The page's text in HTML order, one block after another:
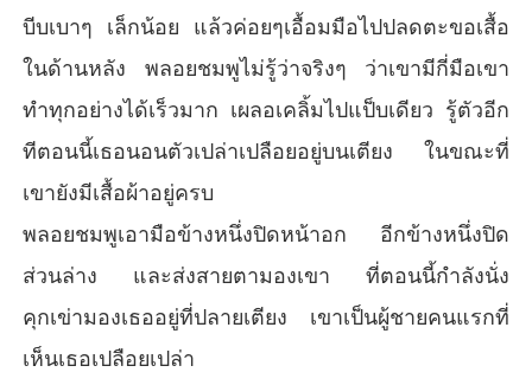
บีบเบาๆ เล็กน้อย แล้วค่อยๆเอื้อมมือไปปลดตะขอเสื้อ
ในด้านหลัง พลอยชมพูไม่รู้ว่าจริงๆ ว่าเขามีกี่มือเขา
ทำทุกอย่างได้เร็วมาก เผลอเคลิ้มไปแป็บเดียว รู้ตัวอีก
ทีตอนนี้เธอนอนตัวเปล่าเปลือยอยู่บนเตียง ในขณะที่
เขายังมีเสื้อผ้าอยู่ครบ
พลอยชมพูเอามือข้างหนึ่งปิดหน้าอก อีกข้างหนึ่งปิด
ส่วนล่าง และส่งสายตามองเขา ที่ตอนนี้กำลังนั่ง
คุกเข่ามองเธออยู่ที่ปลายเตียง เขาเป็นผู้ชายคนแรกที่
เห็นเธอเปลือยเปล่า